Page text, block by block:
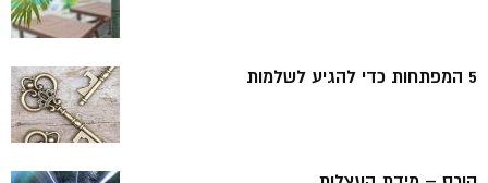
5 המפתחות כדי להגיע לשלמות